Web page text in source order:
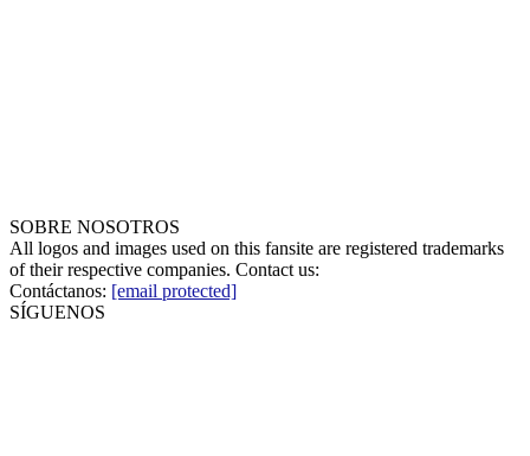
SOBRE NOSOTROS
All logos and images used on this fansite are registered trademarks
of their respective companies. Contact us:
Contáctanos: [email protected]
SÍGUENOS